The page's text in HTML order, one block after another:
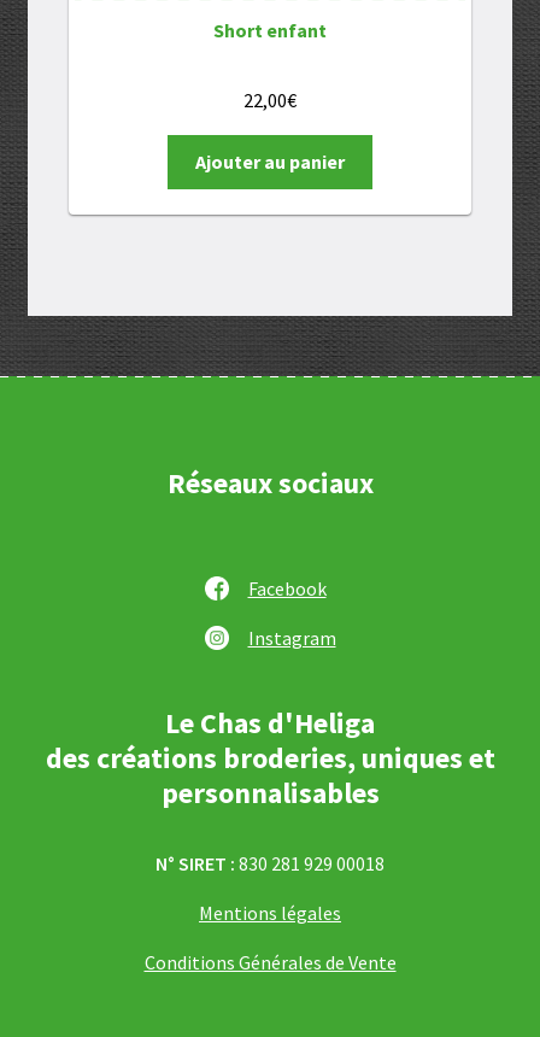
Short enfant
22,00€
Ajouter au panier
Réseaux sociaux
Facebook
Instagram
Le Chas d'Heliga
des créations broderies, uniques et
personnalisables
N° SIRET : 830 281 929 00018
Mentions légales
Conditions Générales de Vente